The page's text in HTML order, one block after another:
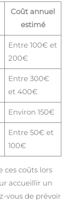
Coût annuel
estimé
Entre 100€ et
200€
Entre 300€
et 400€
Environ 150€
Entre 50€ et
100€
coûts lors
accueillir un
vous de prévoir